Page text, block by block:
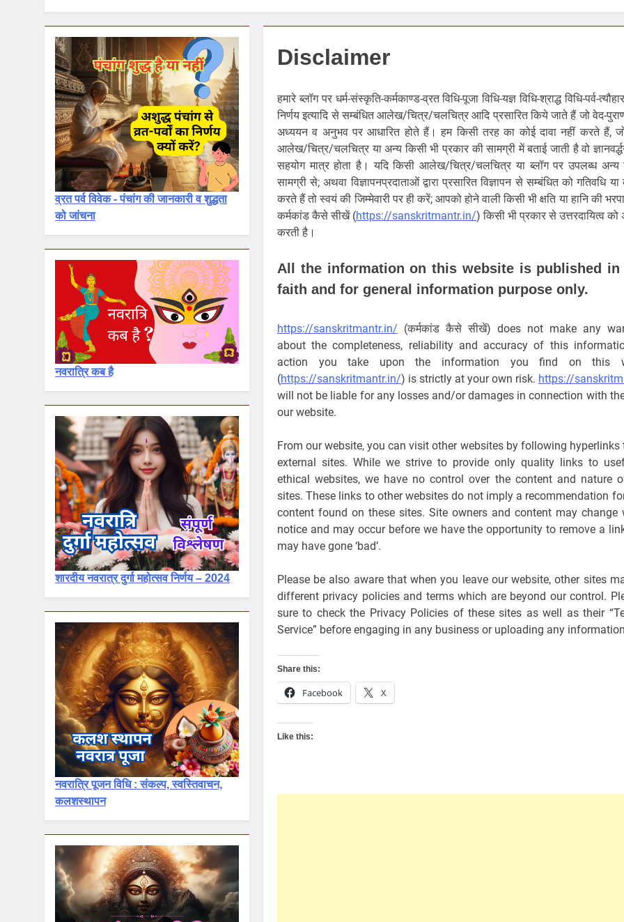
व्रत पर्व विवेक - पंचांग की जानकारी व शुद्धता
को जांचना
नवरात्रि कब है
शारदीय नवरात्र दुर्गा महोत्सव निर्णय – 2024
नवरात्रि पूजन विधि : संकल्प, स्वस्तिवाचन,
कलशस्थापन
Disclaimer
हमारे ब्लॉग पर धर्म-संस्कृति-कर्मकाण्ड-व्रत विधि-पूजा विधि-यज्ञ विधि-श्राद्ध विधि-पर्व-
निर्णय इत्यादि से सम्बंधित आलेख/चित्र/चलचित्र आदि प्रसारित किये जाते हैं जो वेद-
अध्ययन व अनुभव पर आधारित होते हैं। हम किसी तरह का कोई दावा नहीं करते हैं,
आलेख/चित्र/चलचित्र या अन्य किसी भी प्रकार की सामग्री में बताई जाती है वो
सहयोग मात्र होता है। यदि किसी आलेख/चित्र/चलचित्र या ब्लॉग पर उपलब्ध अन्य
सामग्री से; अथवा विज्ञापनप्रदाताओं द्वारा प्रसारित विज्ञापन से सम्बंधित को गतिवधि
करते हैं तो स्वयं की जिम्मेवारी पर ही करें; आपको होने वाली किसी भी क्षति या हानि की
कर्मकांड कैसे सीखें (https://sanskritmantr.in/) किसी भी प्रकार से उत्तरदायित्व को
करती है।
All the information on this website is published in
faith and for general information purpose only.
https://sanskritmantr.in/ (कर्मकांड कैसे सीखें) does not make any
about the completeness, reliability and accuracy of this
action you take upon the information you find on this
(https://sanskritmantr.in/) is strictly at your own risk. https://
will not be liable for any losses and/or damages in connection with
our website.
From our website, you can visit other websites by following hyperlinks
external sites. While we strive to provide only quality links to
ethical websites, we have no control over the content and nature
sites. These links to other websites do not imply a recommendation
content found on these sites. Site owners and content may change
notice and may occur before we have the opportunity to remove a
may have gone ‘bad’.
Please be also aware that when you leave our website, other sites
different privacy policies and terms which are beyond our control.
sure to check the Privacy Policies of these sites as well as their
Service” before engaging in any business or uploading any
Share this:
Facebook X
Like this: